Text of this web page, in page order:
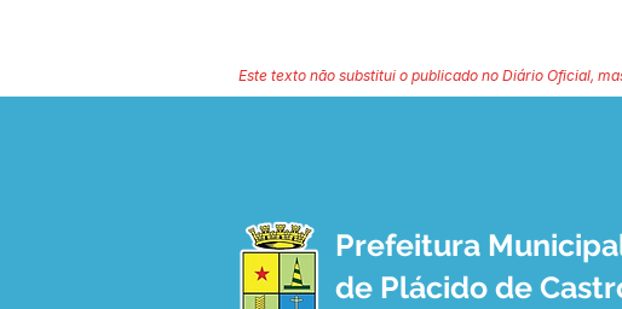
Este texto não substitui o publicado no Diário Oficial,
Prefeitura
de Plácido de